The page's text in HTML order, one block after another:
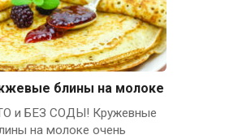
блины на молоке
и БЕЗ СОДЫ! Кружевные
на молоке очень